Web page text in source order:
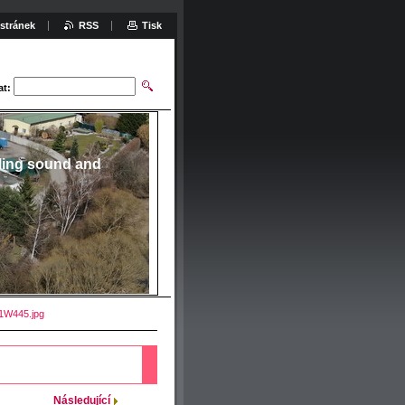
sound and
Následující
RSS Tisk